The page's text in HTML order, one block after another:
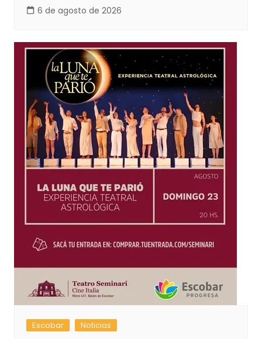
6 de agosto de 2026
Escobar Noticias